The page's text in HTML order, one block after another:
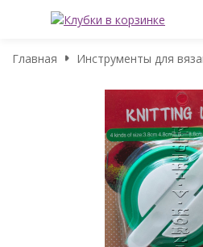
Главная Инструменты для